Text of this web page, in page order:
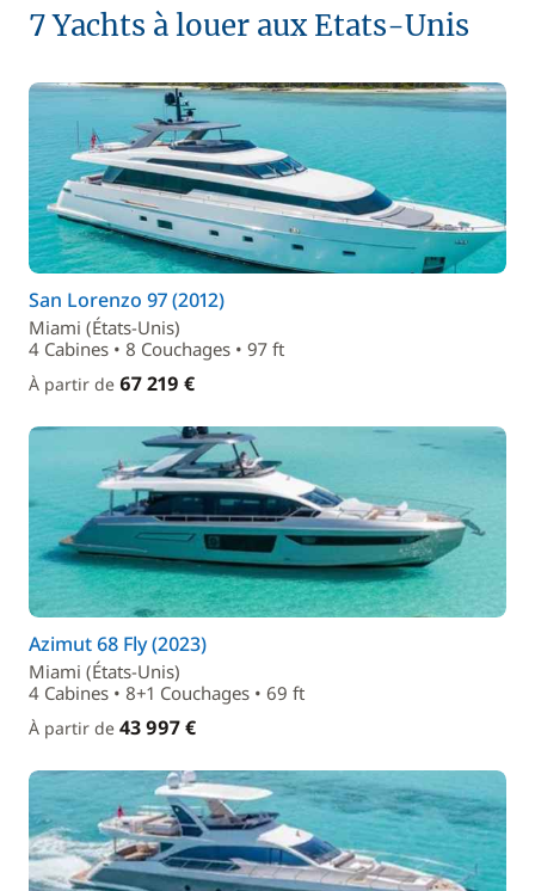
7 Yachts à louer aux Etats-Unis
San Lorenzo 97 (2012)
Miami (États-Unis)
4 Cabines • 8 Couchages • 97 ft
À partir de 67 219 €
Azimut 68 Fly (2023)
Miami (États-Unis)
4 Cabines • 8+1 Couchages • 69 ft
À partir de 43 997 €